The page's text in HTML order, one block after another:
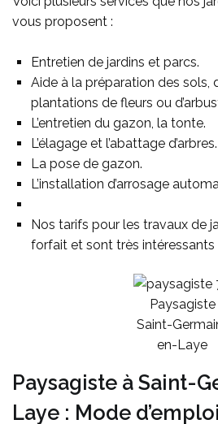
vous proposent :
Entretien de jardins et parcs.
Aide à la préparation des sols,
plantations de fleurs ou
L’entretien du gazon, la tonte.
L’élagage et l’abattage d’arbres.
La pose de gazon.
L’installation d’arrosage
Nos tarifs pour les travaux de
forfait et sont très intéressants
Paysagiste
Saint-
en-Laye
Paysagiste à Saint-
Laye : Mode